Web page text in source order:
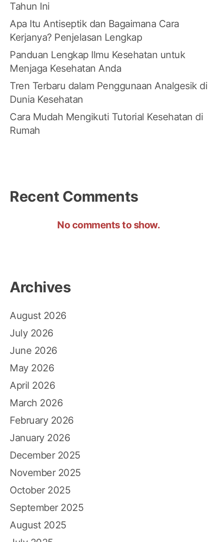
Tahun Ini
Apa Itu Antiseptik dan Bagaimana Cara
Kerjanya? Penjelasan Lengkap
Panduan Lengkap Ilmu Kesehatan untuk
Menjaga Kesehatan Anda
Tren Terbaru dalam Penggunaan Analgesik di
Dunia Kesehatan
Cara Mudah Mengikuti Tutorial Kesehatan di
Rumah
Recent Comments
No comments to show.
Archives
August 2026
July 2026
June 2026
May 2026
April 2026
March 2026
February 2026
January 2026
December 2025
November 2025
October 2025
September 2025
August 2025